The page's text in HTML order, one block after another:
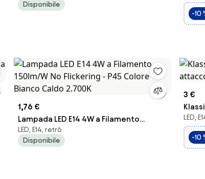
Disponibile
-10
1,76 €
Lampada LED E14 4W a Filamento
150lm/W No Flickering - P45 Colore
Bianco Caldo 2.700K
LED, E14, retrò
Disponibile
3 €
LED,
-10